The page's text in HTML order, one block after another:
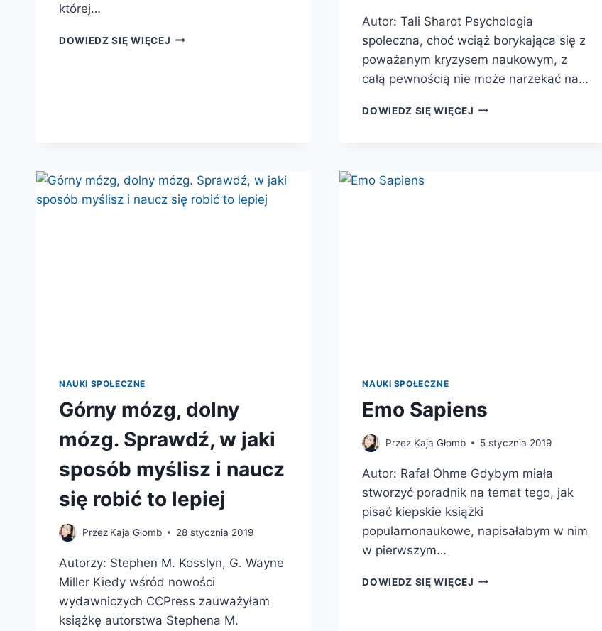
której…
DOWIEDZ SIĘ WIĘCEJ TWÓJ
Autor: Tali Sharot Psychologia
społeczna, choć wciąż borykająca się z
poważanym kryzysem naukowym, z
całą pewnością nie może narzekać na…
DOWIEDZ SIĘ WIĘCEJ NASZ
NAUKI SPOŁECZNE
Górny mózg, dolny
mózg. Sprawdź, w jaki
sposób myślisz i naucz
się robić to lepiej
Przez Kaja Głomb 28 stycznia 2019
Autorzy: Stephen M. Kosslyn, G. Wayne
Miller Kiedy wśród nowości
wydawniczych CCPress zauważyłam
książkę autorstwa Stephena M.
NAUKI SPOŁECZNE
Emo Sapiens
Przez Kaja Głomb 5 stycznia 2019
Autor: Rafał Ohme Gdybym miała
stworzyć poradnik na temat tego, jak
pisać kiepskie książki
popularnonaukowe, napisałabym w nim
w pierwszym…
DOWIEDZ SIĘ WIĘCEJ EMO